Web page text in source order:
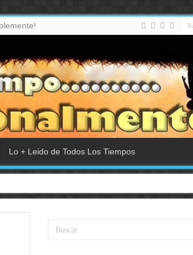
Lo + Leido de Todos Los Tiempos